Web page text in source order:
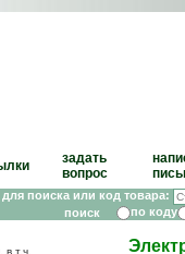
задать
вопрос
поиска или код товара:
по коду
т.ч.